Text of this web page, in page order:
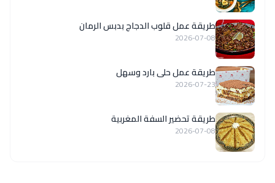
طريقة عمل قلوب الدجاج بدبس الرمان
2026-07-08
طريقة عمل حلى بارد وسهل
2026-07-23
طريقة تحضير السفة المغربية
2026-07-08